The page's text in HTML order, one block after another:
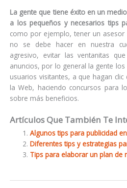
La gente que tiene éxito en un
a los pequeños y necesarios tips
como por ejemplo, tener un
no se debe hacer en nuestra
agresivo, evitar las ventanitas
anuncios, por lo general la gente
usuarios visitantes, a que hagan clic
la Web, haciendo concursos para
sobre más beneficios.
Artículos Que También Te
Algunos tips para publicidad
Diferentes tips y estrategias
Tips para elaborar un plan de